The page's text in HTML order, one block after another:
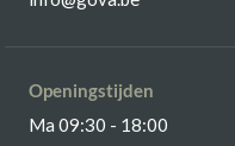
Openingstijden
Ma 09:30 - 18:00